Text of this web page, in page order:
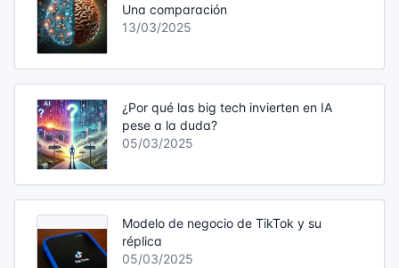
Una comparación
13/03/2025
¿Por qué las big tech invierten en IA
pese a la duda?
05/03/2025
Modelo de negocio de TikTok y su
réplica
05/03/2025